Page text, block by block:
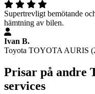
Supertrevligt bemötande
hämtning av bilen.
Ivan B.
Toyota TOYOTA AURIS
Prisar på andre
services